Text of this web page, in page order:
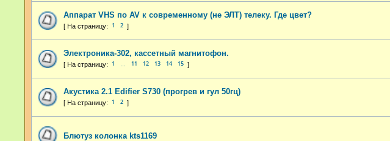
Аппарат VHS по AV к современному (не ЭЛТ) телеку. Где цвет?
1 2
Электроника-302, кассетный магнитофон.
1 11 12 13 14 15
Акустика 2.1 Edifier S730 (прогрев и гул 50гц)
1 2
Блютуз колонка kts1169